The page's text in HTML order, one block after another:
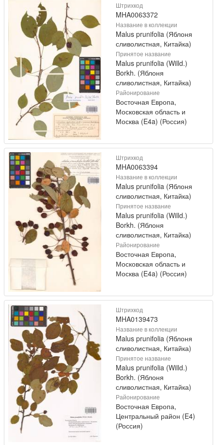
Штрихкод
MHA0063372
Название в коллекции
Malus prunifolia (Яблоня
сливолистная, Китайка)
Принятое название
Malus prunifolia (Willd.)
Borkh. (Яблоня
сливолистная, Китайка)
Районирование
Восточная Европа,
Московская область и
Москва (E4a) (Россия)
Штрихкод
MHA0063394
Название в коллекции
Malus prunifolia (Яблоня
сливолистная, Китайка)
Принятое название
Malus prunifolia (Willd.)
Borkh. (Яблоня
сливолистная, Китайка)
Районирование
Восточная Европа,
Московская область и
Москва (E4a) (Россия)
Штрихкод
MHA0139473
Название в коллекции
Malus prunifolia (Яблоня
сливолистная, Китайка)
Принятое название
Malus prunifolia (Willd.)
Borkh. (Яблоня
сливолистная, Китайка)
Районирование
Восточная Европа,
Центральный район (E4)
(Россия)